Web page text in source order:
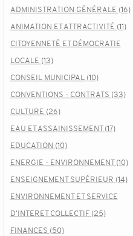
ADMINISTRATION GÉNÉRALE (16)
ANIMATION ET ATTRACTIVITÉ (11)
CITOYENNETÉ ET DÉMOCRATIE
LOCALE (13)
CONSEIL MUNICIPAL (10)
CONVENTIONS - CONTRATS (33)
CULTURE (26)
EAU ET ASSAINISSEMENT (17)
EDUCATION (10)
ENERGIE - ENVIRONNEMENT (10)
ENSEIGNEMENT SUPÉRIEUR (14)
ENVIRONNEMENT ET SERVICE
D'INTERET COLLECTIF (25)
FINANCES (50)